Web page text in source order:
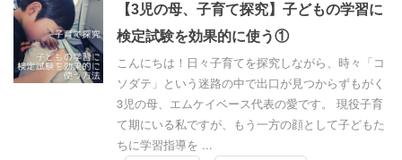
【3児の母、子育て探究】子どもの学習に
検定試験を効果的に使う①
こんにちは！日々子育てを探究しながら、時々「コ
ソダテ」という迷路の中で出口が見つからずもがく
3児の母、エムケイベース代表の愛です。 現役子育
て期にいる私ですが、もう一方の顔として子どもた
ちに学習指導を ...